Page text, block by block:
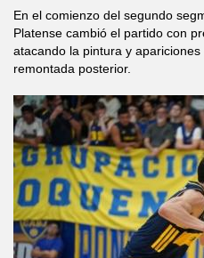
En el comienzo del segundo
Platense cambió el partido con
atacando la pintura y apariciones
remontada posterior.